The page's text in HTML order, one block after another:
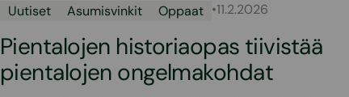
Uutiset Asumisvinkit Oppaat •11.2.2026
Pientalojen historiaopas tiivistää
pientalojen ongelmakohdat